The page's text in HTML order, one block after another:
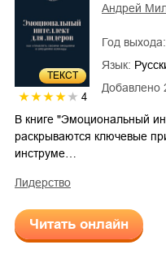
ТЕКСТ
4
Добавлено
Андрей
Год выхода:
Язык:
В книге "Эмоциональный
раскрываются ключевые
инструме…
лидерство
Читать онлайн